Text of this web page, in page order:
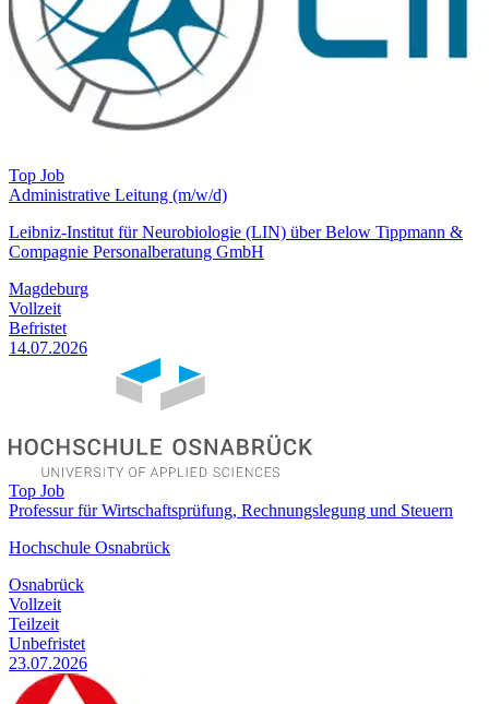
Top Job
Administrative Leitung (m/w/d)
Leibniz-Institut für Neurobiologie (LIN) über Below Tippmann &
Compagnie Personalberatung GmbH
Magdeburg
Vollzeit
Befristet
14.07.2026
Top Job
Professur für Wirtschaftsprüfung, Rechnungslegung und Steuern
Hochschule Osnabrück
Osnabrück
Vollzeit
Teilzeit
Unbefristet
23.07.2026